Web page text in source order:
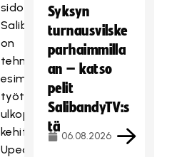
sidottu.
Salibandyliitto
on
tehnyt
esimerkillistä
työtä
ulkopeliolosuhteiden
kehittämisessä.
Upeaa
Syksyn
turnausvilske
parhaimmilla
an – katso
pelit
SalibandyTV:s
tä
06.08.2026